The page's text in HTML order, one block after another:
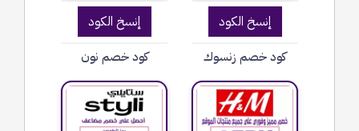
إنسخ الكود
كود خصم زنسوك
إنسخ الكود
كود خصم نون